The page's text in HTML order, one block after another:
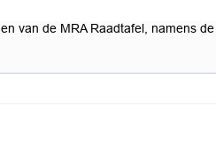
van de MRA Raadtafel, namens